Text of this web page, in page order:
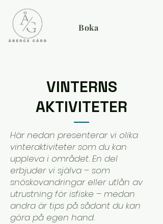
Boka
VINTERNS
AKTIVITETER
Här nedan presenterar vi olika
vinteraktiviteter som du kan
uppleva i området. En del
erbjuder vi själva – som
snöskovandringar eller utlån av
utrustning för isfiske – medan
andra är tips på sådant du kan
göra på egen hand.